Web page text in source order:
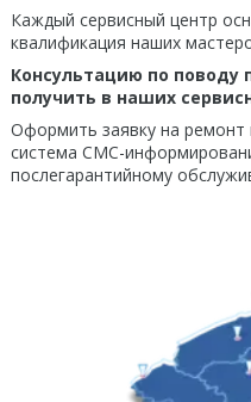
Каждый сервисный центр
квалификация наших
Консультацию по
получить в наших
Оформить заявку на ремонт
система СМС-
послегарантийному